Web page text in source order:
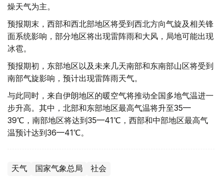
燥天气为主。
预报期末，西部和西北部地区将受到西北方向气旋及相关锋
面系统影响，部分地区将出现雷阵雨和大风，局地可能出现
冰雹。
预报期初，东部地区以及未来几天南部和东南部山区将受到
南部气旋影响，预计出现雷阵雨天气。
与此同时，来自伊朗地区的暖空气将推动全国多地气温进一
步升高。其中，北部和东部地区最高气温将升至35—
39℃，南部地区将达到35—41℃，西部和中部地区最高气
温预计达到36—41℃。
天气 国家气象总局 社会